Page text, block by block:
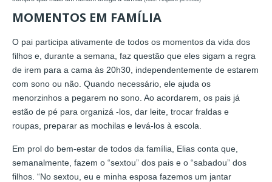
MOMENTOS EM FAMÍLIA
O pai participa ativamente de todos os momentos da vida dos
filhos e, durante a semana, faz questão que eles sigam a regra
de irem para a cama às 20h30, independentemente de estarem
com sono ou não. Quando necessário, ele ajuda os
menorzinhos a pegarem no sono. Ao acordarem, os pais já
estão de pé para organizá -los, dar leite, trocar fraldas e
roupas, preparar as mochilas e levá-los à escola.
Em prol do bem-estar de todos da família, Elias conta que,
semanalmente, fazem o “sextou” dos pais e o “sabadou” dos
filhos. “No sextou, eu e minha esposa fazemos um jantar